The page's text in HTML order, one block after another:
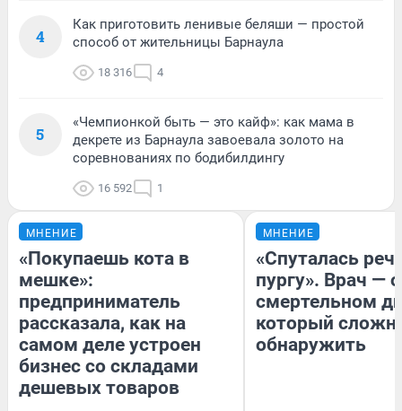
4
Как приготовить ленивые беляши — простой
способ от жительницы Барнаула
18 316 4
5
«Чемпионкой быть — это кайф»: как мама в
декрете из Барнаула завоевала золото на
соревнованиях по бодибилдингу
16 592 1
МНЕНИЕ
«Покупаешь кота в
мешке»:
предприниматель
рассказала, как на
самом деле устроен
бизнес со складами
дешевых товаров
МНЕНИЕ
«Спуталась
пургу». Врач — о
смертельном
который
обнаружить